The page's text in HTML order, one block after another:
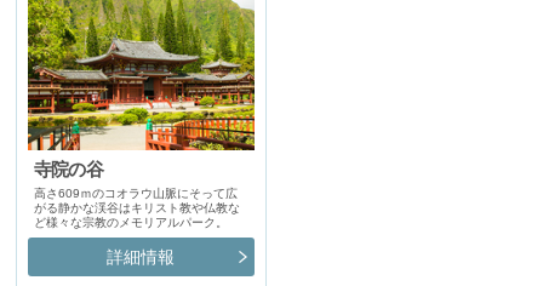
寺院の谷
高さ609ｍのコオラウ山脈にそって広
がる静かな渓谷はキリスト教や仏教な
ど様々な宗教のメモリアルパーク。
詳細情報